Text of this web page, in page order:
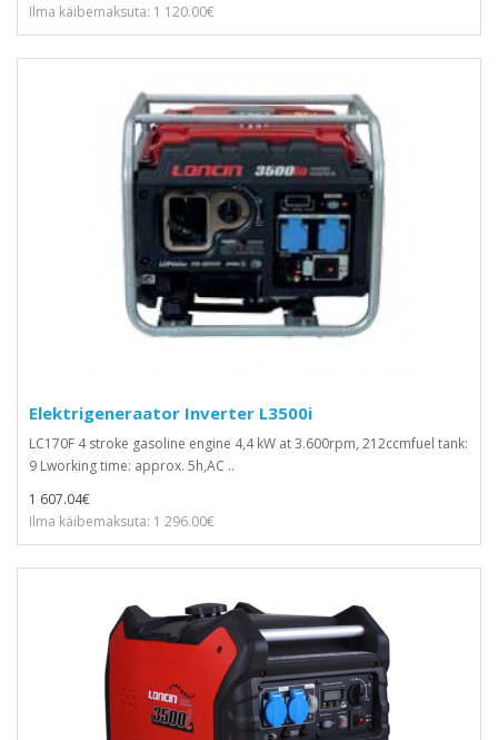
Ilma käibemaksuta: 1 120.00€
Elektrigeneraator Inverter L3500i
LC170F 4 stroke gasoline engine 4,4 kW at 3.600rpm, 212ccmfuel tank:
9 Lworking time: approx. 5h,AC ..
1 607.04€
Ilma käibemaksuta: 1 296.00€